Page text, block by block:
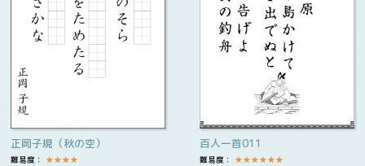
正岡子規（秋の空）
難易度： ★★★★
百人一首011
難易度： ★★★★★★